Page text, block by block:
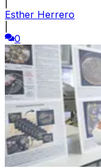
Esther Herrero
0